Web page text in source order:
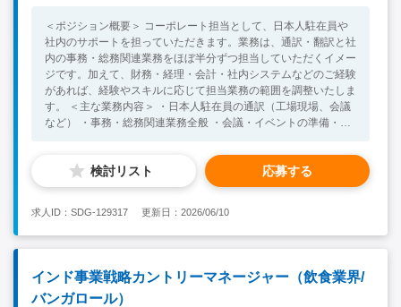
＜ポジション概要＞ コーポレート担当として、日本人駐在員や
社内のサポートを担っていただきます。業務は、通訳・翻訳と社
内の事務・総務関連業務をほぼ半分ずつ担当していただくイメー
ジです。加えて、財務・経理・会計・社内システムなどのご経験
があれば、経験やスキルに応じて担当業務の範囲を調整いたしま
す。 ＜主な業務内容＞ ・日本人駐在員の通訳（工場現場、会議
など） ・事務・総務関連業務全般 ・会議・イベントの準備・運
下の業務もご担当いただく可能性がございます。 ・経費・財
務・経理・会計関連業務のサポート ・社内システムやデータ
管理のサポート ＜勤務地について＞ 当社オフィス・工場は、ア
（SriCity）にあります。スリシティは、南インドの大都市チェン
ナイから車で約2時間の距離にある新興の工業団地で、日本企業
が多数進出している南インド最大級の日系企業集積地です。自動
車部品、電子機器、機械などの製造拠点が集まるエリアです。大
都市と比べると、レストランや買い物などの日常生活に必要な施
設や娯楽施設は限られますが、日系企業コミュニティも整ってお
検討リスト 応募する
求人ID：SDG-129317 更新日：2026/06/10
インド事業戦略カントリーマネージャー（飲食業界/
バンガロール）